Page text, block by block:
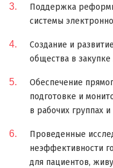
Поддержка
системы
Создание и
общества в закупке
Обеспечение
подготовке и
в рабочих группах
Проведенные
неэффективности
для пациентов,